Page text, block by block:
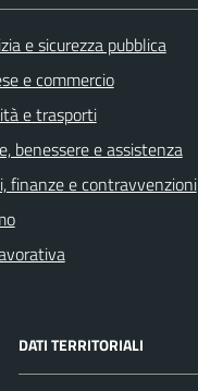
e sicurezza pubblica
e commercio
e trasporti
benessere e assistenza
finanze e contravvenzioni
DATI TERRITORIALI